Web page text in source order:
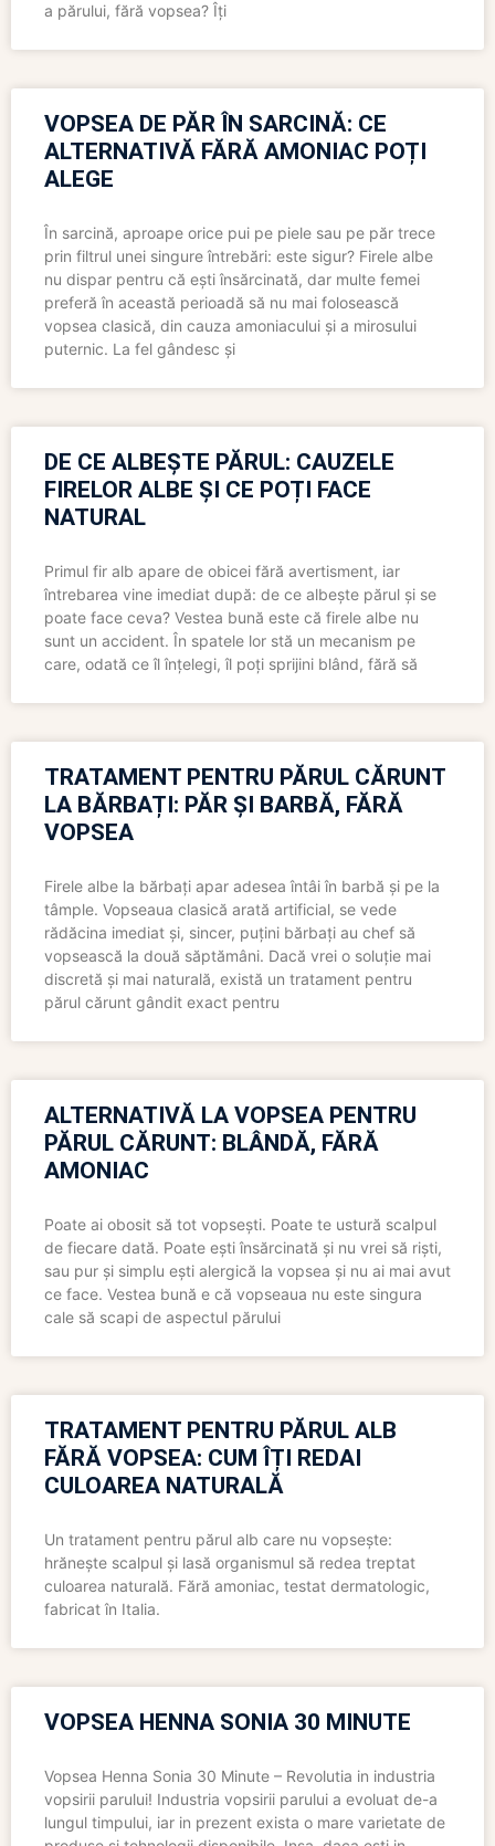
a părului, fără vopsea? Îți
VOPSEA DE PĂR ÎN SARCINĂ: CE
ALTERNATIVĂ FĂRĂ AMONIAC POȚI
ALEGE
În sarcină, aproape orice pui pe piele sau pe păr trece
prin filtrul unei singure întrebări: este sigur? Firele albe
nu dispar pentru că ești însărcinată, dar multe femei
preferă în această perioadă să nu mai folosească
vopsea clasică, din cauza amoniacului și a mirosului
puternic. La fel gândesc și
DE CE ALBEȘTE PĂRUL: CAUZELE
FIRELOR ALBE ȘI CE POȚI FACE
NATURAL
Primul fir alb apare de obicei fără avertisment, iar
întrebarea vine imediat după: de ce albește părul și se
poate face ceva? Vestea bună este că firele albe nu
sunt un accident. În spatele lor stă un mecanism pe
care, odată ce îl înțelegi, îl poți sprijini blând, fără să
TRATAMENT PENTRU PĂRUL CĂRUNT
LA BĂRBAȚI: PĂR ȘI BARBĂ, FĂRĂ
VOPSEA
Firele albe la bărbați apar adesea întâi în barbă și pe la
tâmple. Vopseaua clasică arată artificial, se vede
rădăcina imediat și, sincer, puțini bărbați au chef să
vopsească la două săptămâni. Dacă vrei o soluție mai
discretă și mai naturală, există un tratament pentru
părul cărunt gândit exact pentru
ALTERNATIVĂ LA VOPSEA PENTRU
PĂRUL CĂRUNT: BLÂNDĂ, FĂRĂ
AMONIAC
Poate ai obosit să tot vopsești. Poate te ustură scalpul
de fiecare dată. Poate ești însărcinată și nu vrei să riști,
sau pur și simplu ești alergică la vopsea și nu ai mai avut
ce face. Vestea bună e că vopseaua nu este singura
cale să scapi de aspectul părului
TRATAMENT PENTRU PĂRUL ALB
FĂRĂ VOPSEA: CUM ÎȚI REDAI
CULOAREA NATURALĂ
Un tratament pentru părul alb care nu vopsește:
hrănește scalpul și lasă organismul să redea treptat
culoarea naturală. Fără amoniac, testat dermatologic,
fabricat în Italia.
VOPSEA HENNA SONIA 30 MINUTE
Vopsea Henna Sonia 30 Minute – Revolutia in industria
vopsirii parului! Industria vopsirii parului a evoluat de-a
lungul timpului, iar in prezent exista o mare varietate de